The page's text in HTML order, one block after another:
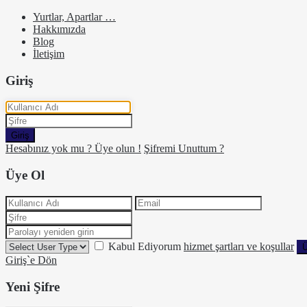
Yurtlar, Apartlar …
Hakkımızda
Blog
İletişim
Giriş
Giriş
Hesabınız yok mu ? Üye olun ! Şifremi Unuttum ?
Üye Ol
Kabul Ediyorum hizmet şartları ve koşullar
Giriş`e Dön
Yeni Şifre